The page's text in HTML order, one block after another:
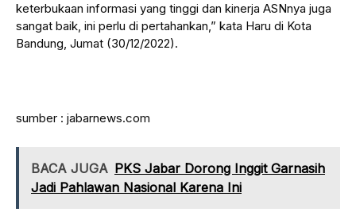
keterbukaan informasi yang tinggi dan kinerja ASNnya juga
sangat baik, ini perlu di pertahankan,” kata Haru di Kota
Bandung, Jumat (30/12/2022).
sumber : jabarnews.com
BACA JUGA PKS Jabar Dorong Inggit Garnasih
Jadi Pahlawan Nasional Karena Ini